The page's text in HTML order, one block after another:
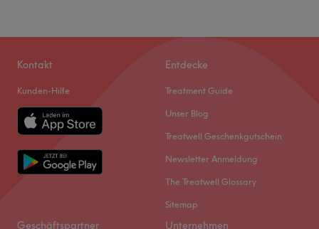
Kontakt
Kunden-Hilfe
Entdecke
Treatment Guide
Unser Blog
Treatwell Geschenkgutschein
Newsletter Anmeldung
The Treatwell Glossary
Sitemap
Geschäftspartner Unternehmen